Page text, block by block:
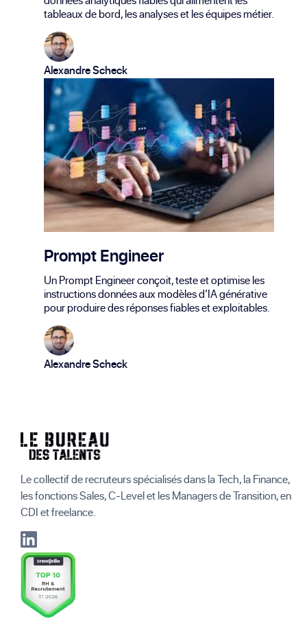
tableaux de bord, les analyses et les équipes métier.
Alexandre Scheck
Prompt Engineer
Un Prompt Engineer conçoit, teste et optimise les
instructions données aux modèles d’IA générative
pour produire des réponses fiables et exploitables.
Alexandre Scheck
Le collectif de recruteurs spécialisés dans la Tech, la Finance,
les fonctions Sales, C-Level et les Managers de Transition, en
CDI et freelance.